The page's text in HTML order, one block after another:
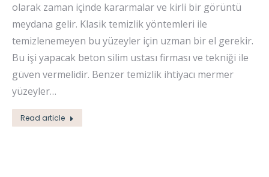
olarak zaman içinde kararmalar ve kirli bir görüntü
meydana gelir. Klasik temizlik yöntemleri ile
temizlenemeyen bu yüzeyler için uzman bir el gerekir.
Bu işi yapacak beton silim ustası firması ve tekniği ile
güven vermelidir. Benzer temizlik ihtiyacı mermer
yüzeyler…
Read article